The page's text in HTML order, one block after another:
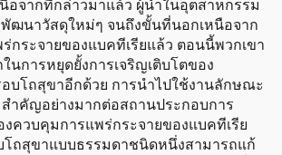
อจากที่กล่าวมาแล้ว ผู้นำในอุตสาหกรรม
ฒนาวัสดุใหม่ๆ จนถึงขั้นที่นอกเหนือจาก
กระจายของแบคทีเรียแล้ว ตอนนี้พวกเขา
นการหยุดยั้งการเจริญเติบโตของ
บโถสุขาอีกด้วย การนำไปใช้งานลักษณะ
ำคัญอย่างมากต่อสถานประกอบการ
ควบคุมการแพร่กระจายของแบคทีเรีย
โถสุขาแบบธรรมดาชนิดหนึ่งสามารถแก้